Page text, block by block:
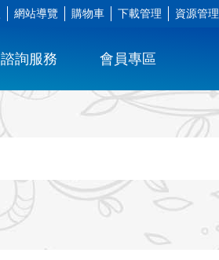
網站導覽 購物車 下載管理 資源管理
諮詢服務 會員專區